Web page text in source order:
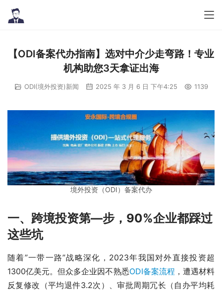
【ODI备案代办指南】选对中介少走弯路！专业
机构助您3天拿证出海
ODI(境外投资)新闻 2025 年 3 月 6 日 下午4:25 1139
境外投资（ODI）备案代办
一、跨境投资第—步，90%企业都踩过
这些坑
随着”一带一路”战略深化，2023年我国对外直接投资超
1300亿美元。但众多企业因不熟悉ODI备案流程 ，遭遇材料
反复修改（平均退件3.2次）、审批周期冗长（自办平均耗